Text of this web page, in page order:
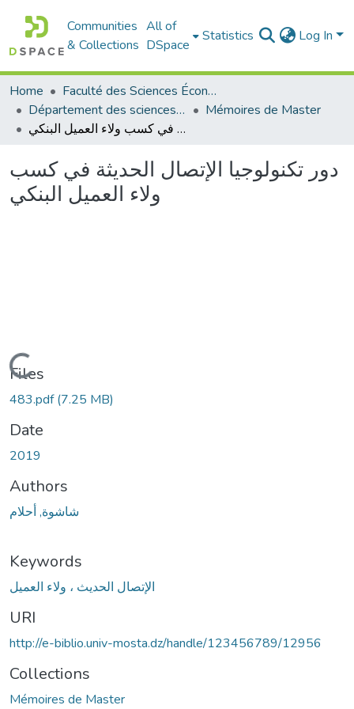
Communities
& Collections
All of
DSpace
Statistics Log In
Home
Faculté des Sciences Économiques Commerciales et des Sciences de Gestion
Département des sciences économiques
Mémoires de Master
دور تكنولوجيا الإتصال الحديثة في كسب ولاء العميل البنكي
دور تكنولوجيا الإتصال الحديثة في كسب
ولاء العميل البنكي
Loading...
Files
483.pdf(7.25 MB)
Date
2019
Authors
شاشوة, أحلام
Keywords
الإتصال الحديث ، ولاء العميل
URI
http://e-biblio.univ-mosta.dz/handle/123456789/12956
Collections
Mémoires de Master